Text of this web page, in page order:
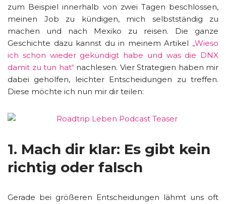
zum Beispiel innerhalb von zwei Tagen beschlossen,
meinen Job zu kündigen, mich selbstständig zu
machen und nach Mexiko zu reisen. Die ganze
Geschichte dazu kannst du in meinem Artikel „Wieso
ich schon wieder gekündigt habe und was die DNX
damit zu tun hat“nachlesen. Vier Strategien haben mir
dabei geholfen, leichter Entscheidungen zu treffen.
Diese möchte ich nun mir dir teilen:
1. Mach dir klar: Es gibt kein
richtig oder falsch
Gerade bei größeren Entscheidungen lähmt uns oft